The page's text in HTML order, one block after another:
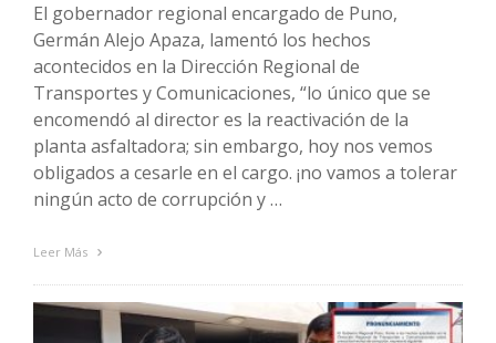
El gobernador regional encargado de Puno,
Germán Alejo Apaza, lamentó los hechos
acontecidos en la Dirección Regional de
Transportes y Comunicaciones, “lo único que se
encomendó al director es la reactivación de la
planta asfaltadora; sin embargo, hoy nos vemos
obligados a cesarle en el cargo. ¡no vamos a tolerar
ningún acto de corrupción y …
Leer Más